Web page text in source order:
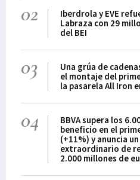
02
Iberdrola y EVE
Labraza con 29
del BEI
03
Una grúa de
el montaje del
la pasarela All Iron
04
BBVA supera los
beneficio en el
(+11%) y anuncia
extraordinario de
2.000 millones de